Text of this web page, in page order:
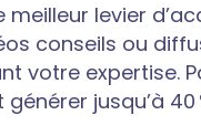
levier
conseils ou
votre expertise.
jusqu’à